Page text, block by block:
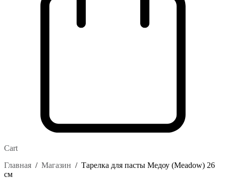
Cart
Главная / Магазин / Тарелка для пасты Медоу (Meadow) 26
см